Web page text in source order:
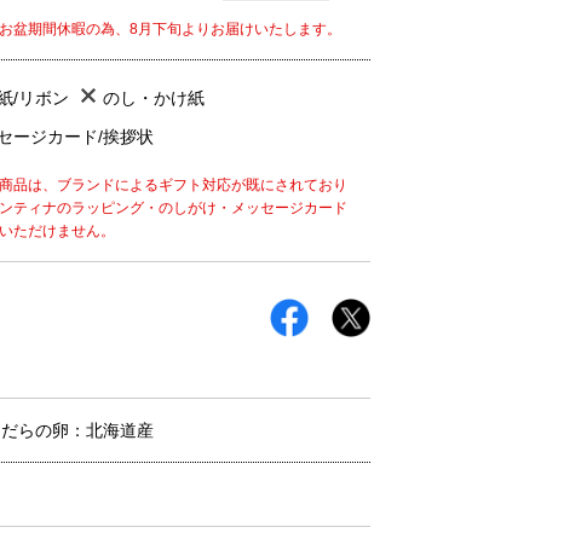
盆期間休暇の為、8月下旬よりお届けいたします。
/リボン
のし・かけ紙
ージカード/挨拶状
品は、ブランドによるギフト対応が既にされており
ティナのラッピング・のしがけ・メッセージカード
ただけません。
らの卵：北海道産